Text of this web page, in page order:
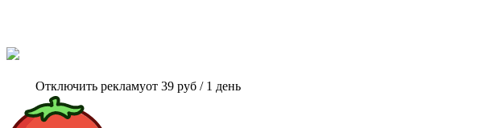
Отключить рекламуот 39 руб / 1 день